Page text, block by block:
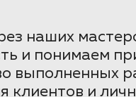
наших
и понимаем
выполненных
клиентов и